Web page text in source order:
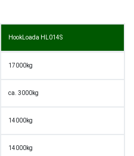
HookLoada HL014S
17000kg
ca. 3000kg
14000kg
14000kg